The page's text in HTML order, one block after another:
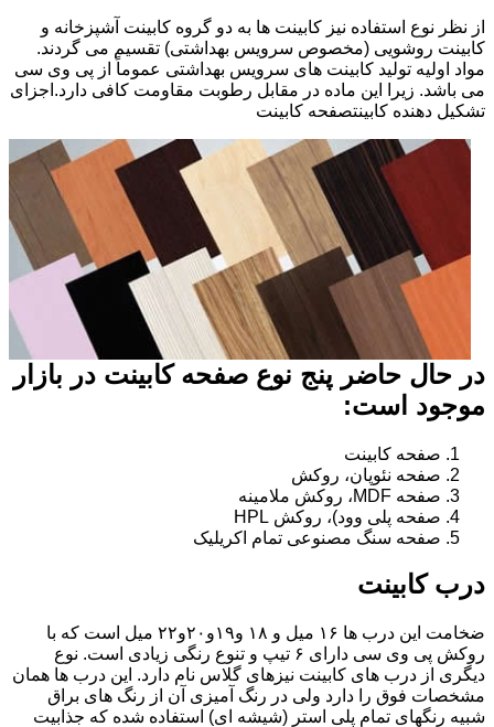
از نظر نوع استفاده نیز کابینت ها به دو گروه کابینت آشپزخانه و
کابینت روشویی (مخصوص سرویس بهداشتی) تقسیم می گردند.
مواد اولیه تولید کابینت های سرویس بهداشتی عموماً از پی وی سی
می باشد. زیرا این ماده در مقابل رطوبت مقاومت کافی دارد.اجزای
تشکیل دهنده کابینتصفحه کابینت
در حال حاضر پنج نوع صفحه کابینت در بازار
موجود است:
صفحه کابینت
صفحه نئوپان، روکش
صفحه MDF، روکش ملامینه
صفحه پلی وود)، روکش HPL
صفحه سنگ مصنوعی تمام اکریلیک
درب کابینت
ضخامت این درب ها ۱۶ میل و ۱۸ و١٩و٢٠و٢٢ میل است که با
روکش پی وی سی دارای ۶ تیپ و تنوع رنگی زیادی است. نوع
دیگری از درب های کابینت نیزهای گلاس نام دارد. این درب ها همان
مشخصات فوق را دارد ولی در رنگ آمیزی آن از رنگ های براق
شبیه رنگهای تمام پلی استر (شیشه ای) استفاده شده که جذابیت